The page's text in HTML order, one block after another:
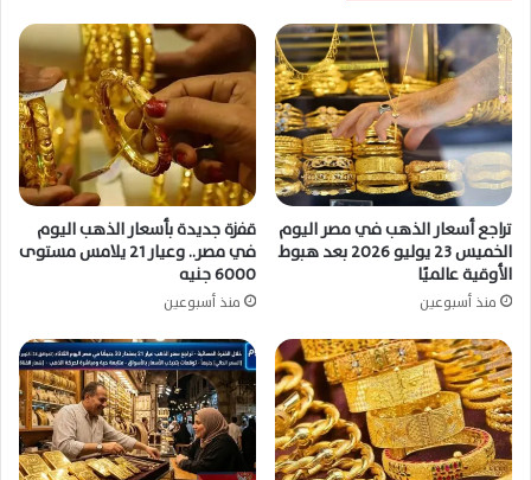
تراجع أسعار الذهب في مصر اليوم
الخميس 23 يوليو 2026 بعد هبوط
الأوقية عالميًا
منذ أسبوعين
قفزة جديدة بأسعار الذهب اليوم
في مصر.. وعيار 21 يلامس مستوى
6000 جنيه
منذ أسبوعين